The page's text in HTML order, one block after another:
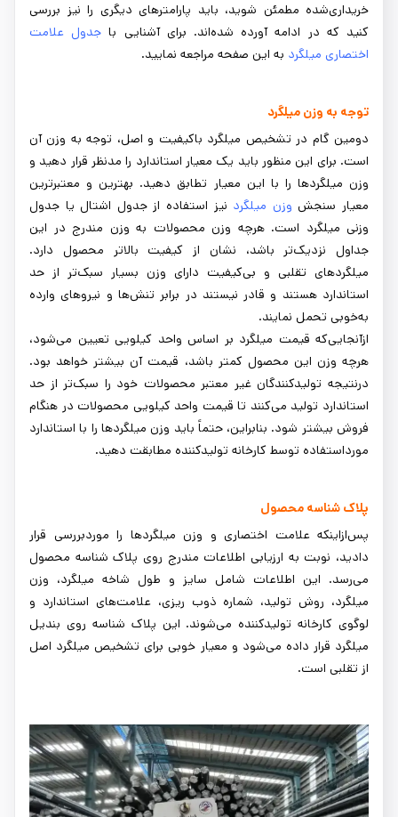
خریداری‌شده مطمئن شوید، باید پارامترهای دیگری را نیز بررسی
کنید که در ادامه آورده شده‌اند. برای آشنایی با جدول علامت
اختصاری میلگرد به این صفحه مراجعه نمایید.
توجه به وزن میلگرد
دومین گام در تشخیص میلگرد باکیفیت و اصل، توجه به وزن آن
است. برای این منظور باید یک معیار استاندارد را مدنظر قرار دهید و
وزن میلگردها را با این معیار تطابق دهید. بهترین و معتبرترین
معیار سنجش وزن میلگرد نیز استفاده از جدول اشتال یا جدول
وزنی میلگرد است. هرچه وزن محصولات به وزن مندرج در این
جداول نزدیک‌تر باشد، نشان از کیفیت بالاتر محصول دارد.
میلگردهای تقلبی و بی‌کیفیت دارای وزن بسیار سبک‌تر از حد
استاندارد هستند و قادر نیستند در برابر تنش‌ها و نیروهای وارده
به‌خوبی تحمل نمایند.
ازآنجایی‌که قیمت میلگرد بر اساس واحد کیلویی تعیین می‌شود،
هرچه وزن این محصول کمتر باشد، قیمت آن بیشتر خواهد بود.
درنتیجه تولیدکنندگان غیر معتبر محصولات خود را سبک‌تر از حد
استاندارد تولید می‌کنند تا قیمت واحد کیلویی محصولات در هنگام
فروش بیشتر شود. بنابراین، حتماً باید وزن میلگردها را با استاندارد
مورداستفاده توسط کارخانه تولیدکننده مطابقت دهید.
پلاک شناسه محصول
پس‌ازاینکه علامت اختصاری و وزن میلگردها را موردبررسی قرار
دادید، نوبت به ارزیابی اطلاعات مندرج روی پلاک شناسه محصول
می‌رسد. این اطلاعات شامل سایز و طول شاخه میلگرد، وزن
میلگرد، روش تولید، شماره ذوب ریزی، علامت‌های استاندارد و
لوگوی کارخانه تولیدکننده می‌شوند. این پلاک شناسه روی بندیل
میلگرد قرار داده می‌شود و معیار خوبی برای تشخیص میلگرد اصل
از تقلبی است.